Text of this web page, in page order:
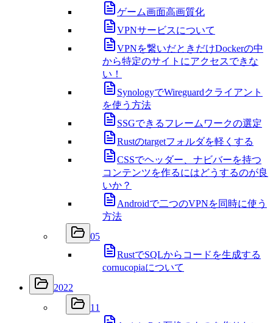
ゲーム画面高画質化
VPNサービスについて
VPNを繋いだときだけDockerの中
から特定のサイトにアクセスできな
い！
SynologyでWireguardクライアント
を使う方法
SSGできるフレームワークの選定
Rustのtargetフォルダを軽くする
CSSでヘッダー、ナビバーを持つ
コンテンツを作るにはどうするのが良
いか？
Androidで二つのVPNを同時に使う
方法
05
RustでSQLからコードを生成する
cornucopiaについて
2022
11